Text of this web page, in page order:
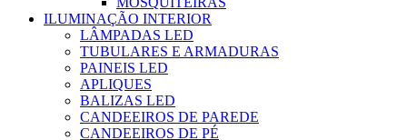
ILUMINAÇÃO INTERIOR
LÂMPADAS LED
TUBULARES E ARMADURAS
PAINEIS LED
APLIQUES
BALIZAS LED
CANDEEIROS DE PAREDE
CANDEEIROS DE PÉ